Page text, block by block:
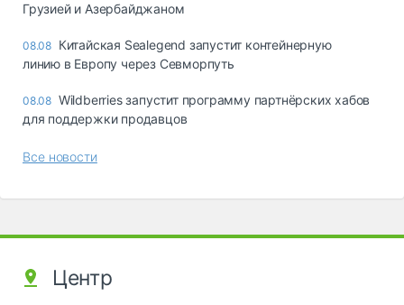
Грузией и Азербайджаном
08.08 Китайская Sealegend запустит контейнерную
линию в Европу через Севморпуть
08.08 Wildberries запустит программу партнёрских хабов
для поддержки продавцов
Все новости
Центр